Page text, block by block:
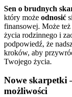
Sen o brudnych
który może odnosić
finansowej. Może też
życia rodzinnego i
podpowiedź, że
kroków, aby
Twojego życia.
Nowe skarpetki
możliwości